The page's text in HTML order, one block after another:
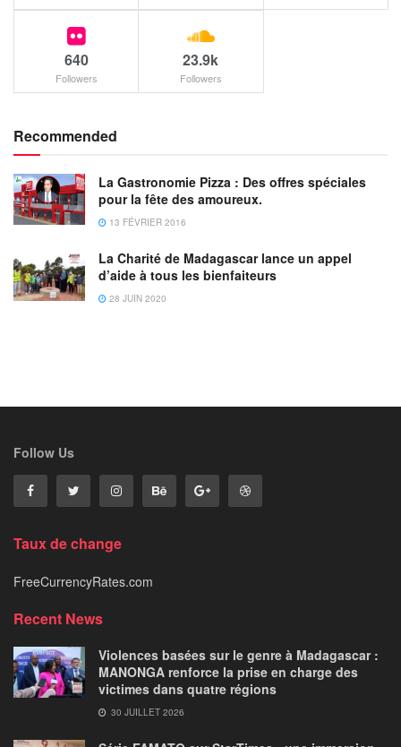
640
Followers
23.9k
Followers
Recommended
La Gastronomie Pizza : Des offres spéciales
pour la fête des amoureux.
13 FÉVRIER 2016
La Charité de Madagascar lance un appel
d’aide à tous les bienfaiteurs
28 JUIN 2020
Follow Us
Taux de change
FreeCurrencyRates.com
Recent News
Violences basées sur le genre à Madagascar :
MANONGA renforce la prise en charge des
victimes dans quatre régions
30 JUILLET 2026